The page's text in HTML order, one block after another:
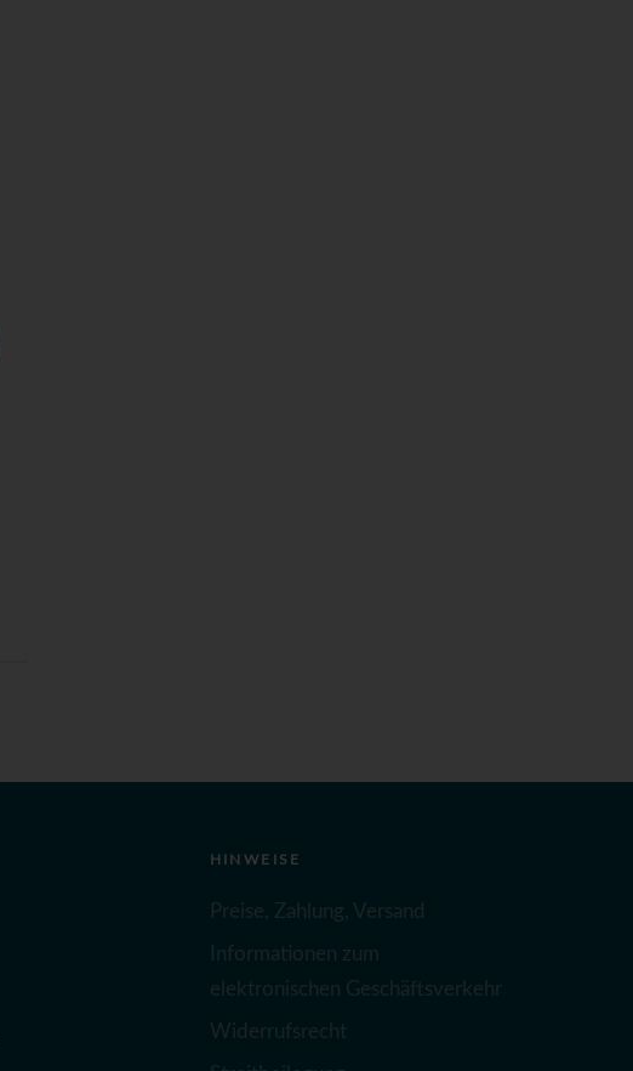
HINWEISE
Preise, Zahlung, Versand
Informationen zum
elektronischen Geschäftsverkehr
Widerrufsrecht